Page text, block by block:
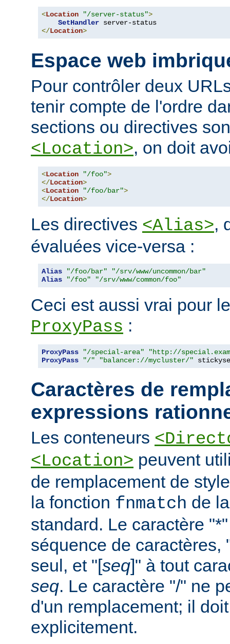
<Location "/server-status">
SetHandler
</Location>
Espace web
Pour contrôler deux
tenir compte de l'ordre
sections ou directives
<Location>, on doit
<Location "/foo">
</Location>
<Location "/foo/bar">
</Location>
Les directives <Alias>,
évaluées vice-versa :
Alias "/foo/bar"
"/srv/www/uncommon/bar"
Alias
"/foo" "/srv/www/common/foo"
Ceci est aussi vrai pour
ProxyPass :
ProxyPass "/special-area"
"http://
ProxyPass
"/" "balancer://mycluster/"
Caractères de
expressions
Les conteneurs
<Location> peuvent
de remplacement de
la fonction fnmatch de
standard. Le caractère
séquence de caractères,
seul, et "[seq]" à tout
seq. Le caractère "/" ne
d'un remplacement; il
explicitement.